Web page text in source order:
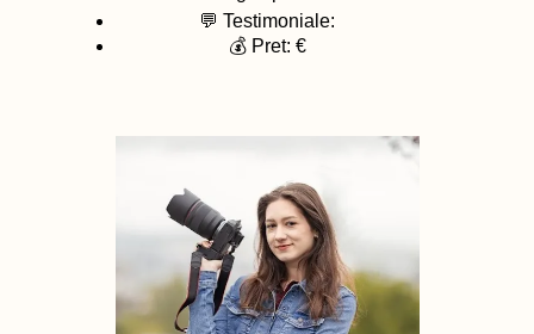
💬 Testimoniale:
💰 Pret: €